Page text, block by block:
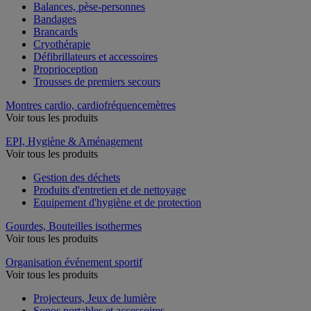
Balances, pèse-personnes
Bandages
Brancards
Cryothérapie
Défibrillateurs et accessoires
Proprioception
Trousses de premiers secours
Montres cardio, cardiofréquencemètres
Voir tous les produits
EPI, Hygiène & Aménagement
Voir tous les produits
Gestion des déchets
Produits d'entretien et de nettoyage
Equipement d'hygiène et de protection
Gourdes, Bouteilles isothermes
Voir tous les produits
Organisation événement sportif
Voir tous les produits
Projecteurs, Jeux de lumière